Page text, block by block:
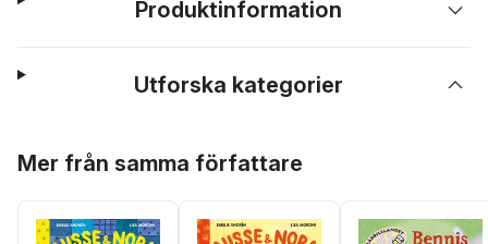
Produktinformation
Utforska kategorier
Mer från samma författare